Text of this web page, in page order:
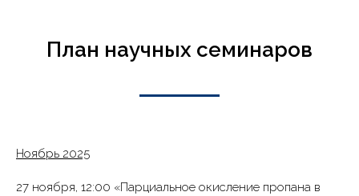
План научных семинаров
Ноябрь 2025
27 ноября, 12:00 «Парциальное окисление пропана в